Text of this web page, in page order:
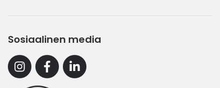
Sosiaalinen media
InstagramFacebookLinkedin